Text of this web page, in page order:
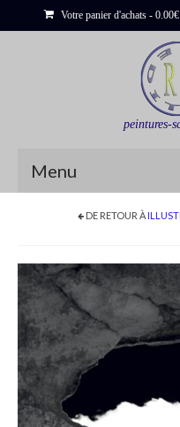
Votre panier d'achats - 0.00€
peintures-
Menu
Bois flottés
Peinture : Cartes et
Déclinaisons
Blog
DE RETOUR À